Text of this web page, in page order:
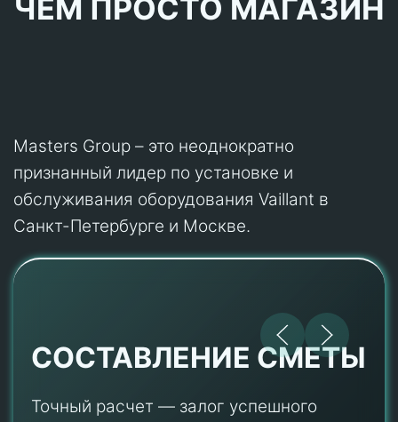
ЧЕМ ПРОСТО МАГАЗИН
Masters Group – это неоднократно
признанный лидер по установке и
обслуживания оборудования Vaillant в
Санкт-Петербурге и Москве.
СОСТАВЛЕНИЕ СМЕТЫ
Точный расчет — залог успешного